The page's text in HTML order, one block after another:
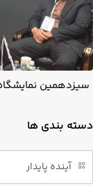
سیزدهمین
دسته بندی ها
آینده پایدار